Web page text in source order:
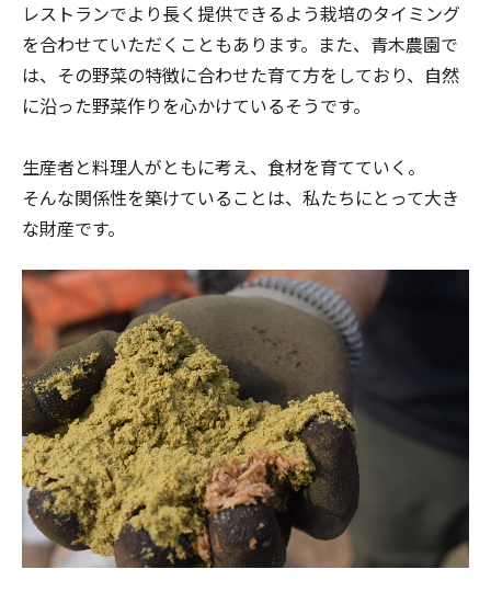
レストランでより長く提供できるよう栽培のタイミング
を合わせていただくこともあります。また、青木農園で
は、その野菜の特徴に合わせた育て方をしており、自然
に沿った野菜作りを心かけているそうです。
生産者と料理人がともに考え、食材を育てていく。
そんな関係性を築けていることは、私たちにとって大き
な財産です。